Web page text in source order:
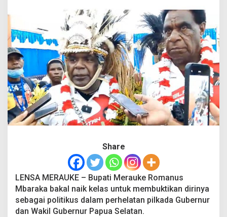
A
l
b
e
r
t
R
a
m
i
k
a
n
e
t
r
u
g
Share
LENSA MERAUKE – Bupati Merauke Romanus
Mbaraka bakal naik kelas untuk membuktikan dirinya
sebagai politikus dalam perhelatan pilkada Gubernur
dan Wakil Gubernur Papua Selatan.